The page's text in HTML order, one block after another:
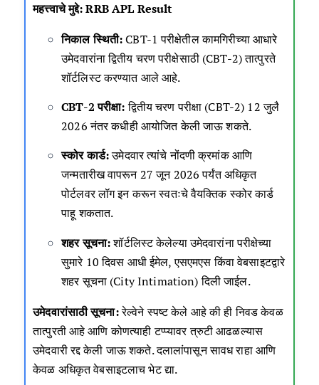
महत्त्वाचे मुद्दे: RRB APL Result
निकाल स्थिती:CBT-1 परीक्षेतील कामगिरीच्या आधारे
उमेदवारांना द्वितीय चरण परीक्षेसाठी (CBT-2) तात्पुरते
शॉर्टलिस्ट करण्यात आले आहे.
CBT-2 परीक्षा:द्वितीय चरण परीक्षा (CBT-2) 12 जुलै
2026 नंतर कधीही आयोजित केली जाऊ शकते.
स्कोर कार्ड:उमेदवार त्यांचे नोंदणी क्रमांक आणि
जन्मतारीख वापरून 27 जून 2026 पर्यंत अधिकृत
पोर्टलवर लॉग इन करून स्वतःचे वैयक्तिक स्कोर कार्ड
पाहू शकतात.
शहर सूचना:शॉर्टलिस्ट केलेल्या उमेदवारांना परीक्षेच्या
सुमारे 10 दिवस आधी ईमेल, एसएमएस किंवा वेबसाइटद्वारे
शहर सूचना (City Intimation) दिली जाईल.
उमेदवारांसाठी सूचना:रेल्वेने स्पष्ट केले आहे की ही निवड केवळ
तात्पुरती आहे आणि कोणत्याही टप्प्यावर त्रुटी आढळल्यास
उमेदवारी रद्द केली जाऊ शकते. दलालांपासून सावध राहा आणि
केवळ अधिकृत वेबसाइटलाच भेट द्या.